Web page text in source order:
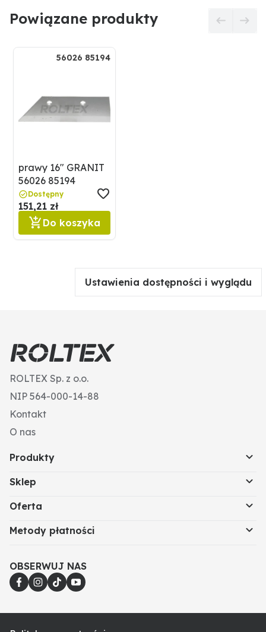
Powiązane produkty
56026 85194
prawy 16" GRANIT
56026 85194
Dostępny
151,21 zł
Do koszyka
Ustawienia dostępności i wyglądu
ROLTEX Sp. z o.o.
NIP 564-000-14-88
Kontakt
O nas
Produkty
Sklep
Oferta
Metody płatności
OBSERWUJ NAS